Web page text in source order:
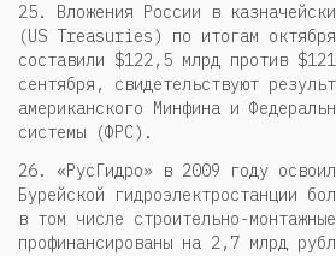
25. Вложения России в
(US Treasuries) по итогам
составили $122,5 млрд против
сентября, свидетельствуют
американского Минфина и
системы (ФРС).
26. «РусГидро» в 2009 году
Бурейской гидроэлектростанции
в том числе строительно-
профинансированы на 2,7 млрд